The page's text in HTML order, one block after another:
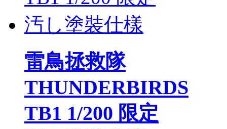
雷鳥拯救隊
THUNDERBIRDS
TB1 1/200 限定